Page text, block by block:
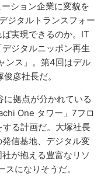
ション企業に変貌を
ジタルトランスフォー
実現できるのか。IT
ジタルニッポン再生
ンス」。第4回はデル
彦社長だ。
拠点が分かれている
One タワー」7フロ
る計画だ。大塚社長
信基地、デジタル変
が抱える豊富なリソ
になりそうだ。